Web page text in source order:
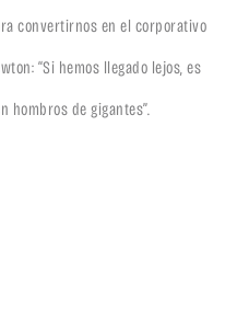
convertirnos en el corporativo
“Si hemos llegado lejos, es
hombros de gigantes”.